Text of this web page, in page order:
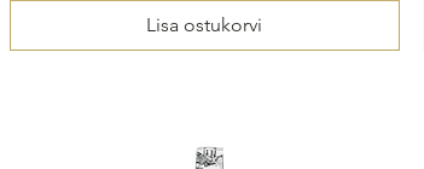
Lisa ostukorvi